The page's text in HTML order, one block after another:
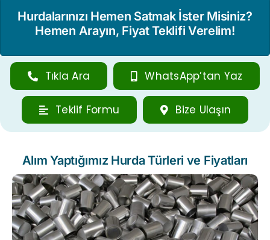
Hurdalarınızı Hemen Satmak İster Misiniz?
Hemen Arayın, Fiyat Teklifi Verelim!
Tıkla Ara WhatsApp’tan Yaz
Teklif Formu Bize Ulaşın
Alım Yaptığımız Hurda Türleri ve Fiyatları